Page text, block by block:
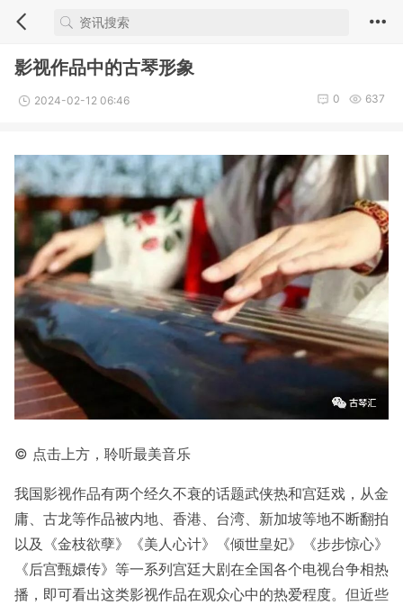
影视作品中的古琴形象
2024-02-12 06:46 637
0
© 点击上方，聆听最美音乐
我国影视作品有两个经久不衰的话题武侠热和宫廷戏，从金
庸、古龙等作品被内地、香港、台湾、新加坡等地不断翻拍
以及《金枝欲孽》《美人心计》《倾世皇妃》《步步惊心》
《后宫甄嬛传》等一系列宫廷大剧在全国各个电视台争相热
播，即可看出这类影视作品在观众心中的热爱程度。但近些